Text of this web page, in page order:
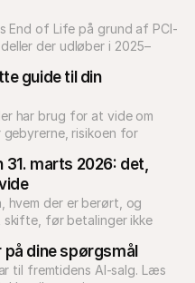
End of Life på grund af PCI-
der udløber i 2025–
guide til din
har brug for at vide om
gebyrerne, risikoen for
31. marts 2026: det,
hvem der er berørt, og
før betalinger ikke
dine spørgsmål
til fremtidens AI-salg. Læs